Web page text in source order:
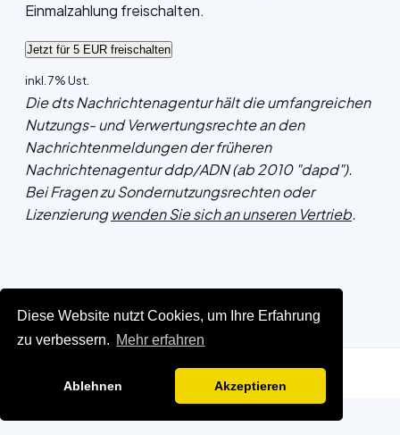
Diese Website nutzt Cookies, um Ihre Erfahrung
zu verbessern. Mehr erfahren
Ablehnen Akzeptieren
Einmalzahlung freischalten.
inkl. 7% Ust.
Die dts Nachrichtenagentur hält die umfangreichen
Nutzungs- und Verwertungsrechte an den
Nachrichtenmeldungen der früheren
Nachrichtenagentur ddp/ADN (ab 2010 "dapd").
Bei Fragen zu Sondernutzungsrechten oder
Lizenzierungwenden Sie sich an unseren Vertrieb.